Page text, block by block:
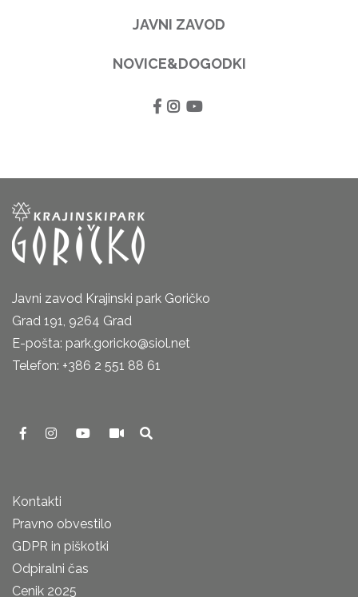
JAVNI ZAVOD
NOVICE&DOGODKI
Javni zavod Krajinski park Goričko
Grad 191, 9264 Grad
E-pošta: park.goricko@siol.net
Telefon: +386 2 551 88 61
Kontakti
Pravno obvestilo
GDPR in piškotki
Odpiralni čas
Cenik 2025